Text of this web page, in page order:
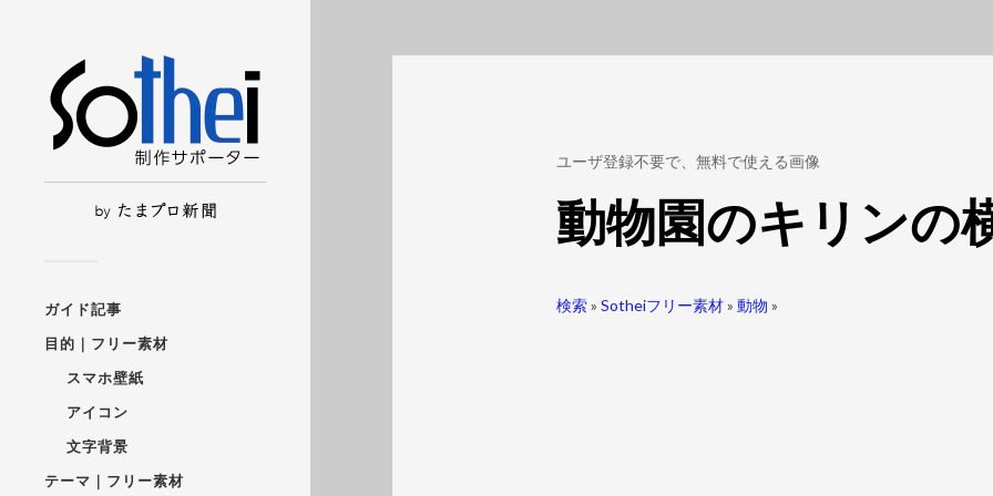
ガイド記事
目的｜フリー素材
スマホ壁紙
アイコン
文字背景
テーマ｜フリー素材
ユーザ登録不要で、無料で使える画像
動物園のキリンの
検索» Sotheiフリー素材» 動物 »